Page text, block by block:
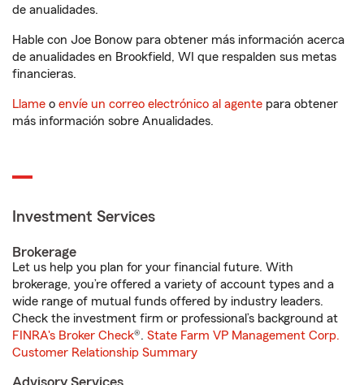
de anualidades.
Hable con Joe Bonow para obtener más información acerca
de anualidades en Brookfield, WI que respalden sus metas
financieras.
Llame o envíe un correo electrónico al agente para obtener
más información sobre Anualidades.
Investment Services
Brokerage
Let us help you plan for your financial future. With
brokerage, you’re offered a variety of account types and a
wide range of mutual funds offered by industry leaders.
Check the investment firm or professional’s background at
FINRA's Broker Check®. State Farm VP Management Corp.
Customer Relationship Summary
Advisory Services